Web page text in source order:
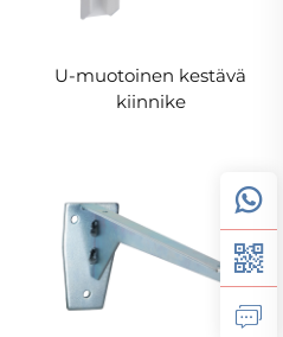
U-muotoinen kestävä
kiinnike